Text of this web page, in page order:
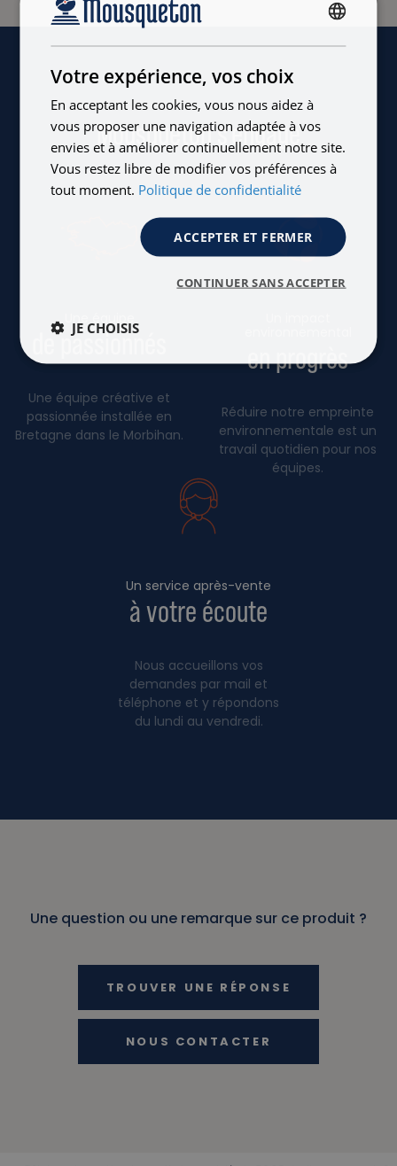
Mousqueton s'engage
de passionnés
Une équipe créative et
passionnée installée en
Bretagne dans le Morbihan.
en progrès
Réduire notre empreinte
environnementale est un
travail quotidien pour nos
équipes.
Un service après-vente
à votre écoute
Nous accueillons vos
demandes par mail et
téléphone et y répondons
du lundi au vendredi.
Une question ou une remarque sur ce produit ?
TROUVER UNE RÉPONSE
NOUS CONTACTER
Votre expérience, vos choix
En acceptant les cookies, vous nous aidez à
vous proposer une navigation adaptée à vos
envies et à améliorer continuellement notre site.
Vous restez libre de modifier vos préférences à
tout moment. Politique de confidentialité
ACCEPTER ET FERMER
CONTINUER SANS ACCEPTER
JE CHOISIS